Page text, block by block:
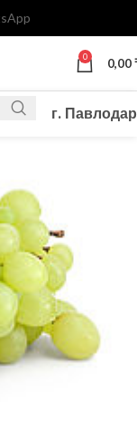
0 0,00
г. Павлодар